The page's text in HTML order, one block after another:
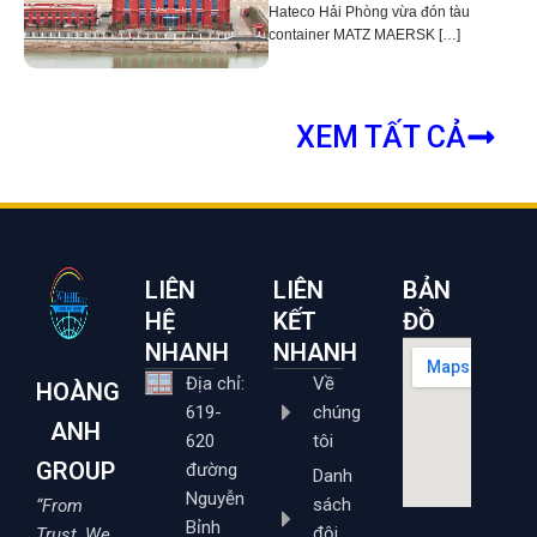
Hateco Hải Phòng vừa đón tàu
container MATZ MAERSK […]
XEM TẤT CẢ
HOÀNG
ANH
GROUP
“From
LIÊN
HỆ
NHANH
Địa chỉ:
619-
620
đường
Nguyễn
Bỉnh
LIÊN
KẾT
NHANH
Về
chúng
tôi
Danh
sách
BẢN
ĐỒ